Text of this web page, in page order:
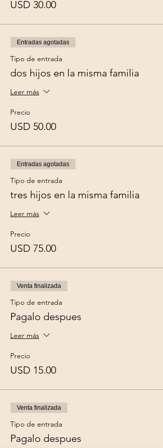
USD 30.00
Entradas agotadas
Tipo de entrada
dos hijos en la misma familia
Leer más
Precio
USD 50.00
Entradas agotadas
Tipo de entrada
tres hijos en la misma familia
Leer más
Precio
USD 75.00
Venta finalizada
Tipo de entrada
Pagalo despues
Leer más
Precio
USD 15.00
Venta finalizada
Tipo de entrada
Pagalo despues